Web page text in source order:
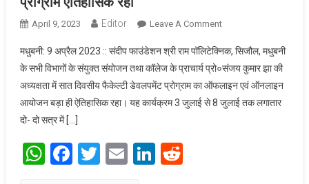
April 9, 2023 Editor Leave A CommentOn श्री राम पॉलिटेक्निक
डेवलपमेंट प्रोग्राम
ऐतिहासिक रहा
मधुबनी: 9 अप्रैल 2023 :: संदीप फाउंडेशन श्री राम पॉलिटेक्निक, सिजौल, मधुबनी
के सभी विभागों के संयुक्त संयोजन तथा कॉलेज के प्राचार्य प्रो०संजय कुमार झा की
अध्यक्षता में सात दिवसीय फैकेल्टी डेवलपमेंट प्रोग्राम का ऑफलाइन एवं ऑनलाइन
आयोजन बड़ा ही ऐतिहासिक रहा। यह कार्यक्रम 3 जुलाई से 8 जुलाई तक लगातार
दो- दो सत्र में […]
WhatsApp
Facebook
Twitter
EmailLinkedIn
Reddit